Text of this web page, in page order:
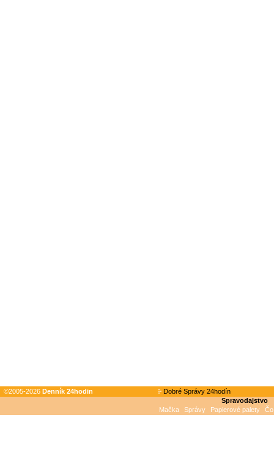
©2005-2026 Denník 24hodin
Dobré Správy 24hodín
Spravodajstvo
Mačka
Správy Papierové palety